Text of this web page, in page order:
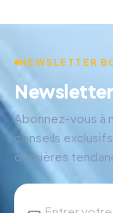
NEWSLETTER
Newsletter
Abonnez-vous à
conseils
dernières